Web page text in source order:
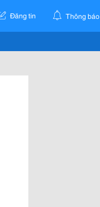
Đăng tin Thông báo